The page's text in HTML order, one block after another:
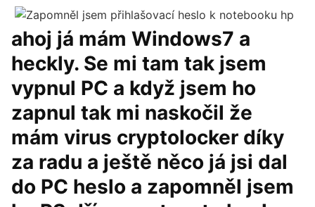
ahoj já mám Windows7 a
heckly. Se mi tam tak jsem
vypnul PC a když jsem ho
zapnul tak mi naskočil že
mám virus cryptolocker díky
za radu a ještě něco já jsi dal
do PC heslo a zapomněl jsem